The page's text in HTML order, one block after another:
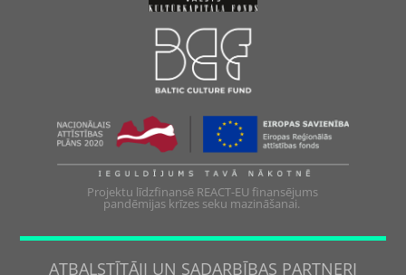
Projektu līdzfinansē REACT-EU finansējums
pandēmijas krīzes seku mazināšanai.
ATBALSTĪTĀJI UN SADARBĪBAS PARTNERI